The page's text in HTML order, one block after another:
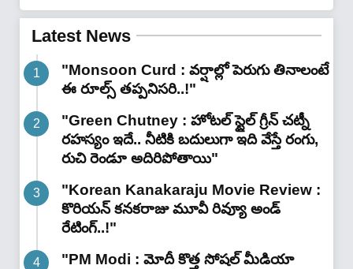
తెలుసా.?"
Latest News
"Monsoon Curd : వర్షాల్లో పెరుగు తినాలంటే
ఈ రూల్స్ తప్పనిసరి..!"
"Green Chutney : హోటల్ స్టైల్ గ్రీన్ చట్నీ
రహస్యం ఇదే.. నీటికి బదులుగా ఇది వేస్తే రంగు,
రుచి రెండూ అదిరిపోతాయి"
"Korean Kanakaraju Movie Review :
కొరియన్ కనకరాజు మూవీ రివ్యూ అండ్
రేటింగ్‌..!"
"PM Modi : మోదీ కొత్త సోషల్ మీడియా